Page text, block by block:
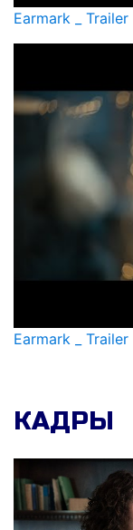
Earmark _ Trailer
Earmark _ Trailer
КАДРЫ